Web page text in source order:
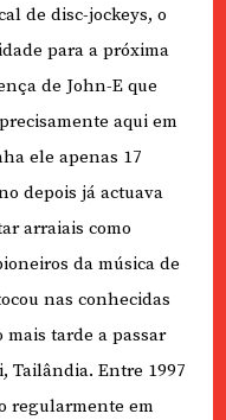
de disc-jockeys, o
para a próxima
de John-E que
aqui em
ele apenas 17
depois já actuava
arraiais como
da música de
nas conhecidas
tarde a passar
Tailândia. Entre 1997
regularmente em